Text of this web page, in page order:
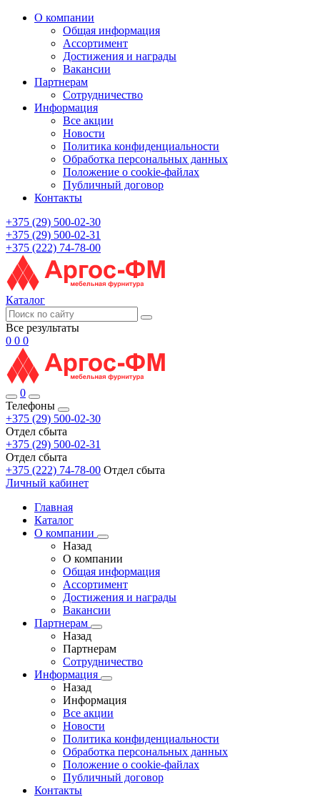
О компании
Общая информация
Ассортимент
Достижения и награды
Вакансии
Партнерам
Сотрудничество
Информация
Все акции
Новости
Политика конфиденциальности
Обработка персональных данных
Положение о cookie-файлах
Публичный договор
Контакты
+375 (29) 500-02-30
+375 (29) 500-02-31
+375 (222) 74-78-00
Каталог
Все результаты
0 0 0
0
Телефоны
+375 (29) 500-02-30
Отдел сбыта
+375 (29) 500-02-31
Отдел сбыта
+375 (222) 74-78-00 Отдел сбыта
Личный кабинет
Главная
Каталог
О компании
Назад
О компании
Общая информация
Ассортимент
Достижения и награды
Вакансии
Партнерам
Назад
Партнерам
Сотрудничество
Информация
Назад
Информация
Все акции
Новости
Политика конфиденциальности
Обработка персональных данных
Положение о cookie-файлах
Публичный договор
Контакты